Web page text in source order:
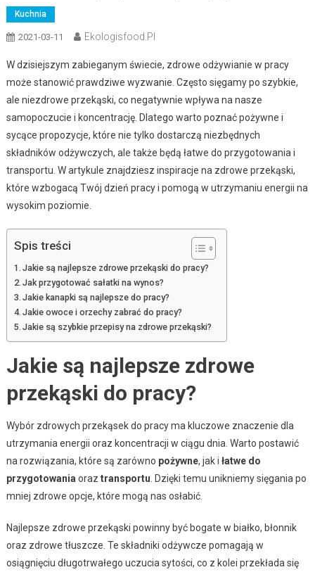
Kuchnia
2021-03-11 Ekologisfood.pl
W dzisiejszym zabieganym świecie, zdrowe odżywianie w pracy
może stanowić prawdziwe wyzwanie. Często sięgamy po szybkie,
ale niezdrowe przekąski, co negatywnie wpływa na nasze
samopoczucie i koncentrację. Dlatego warto poznać pożywne i
sycące propozycje, które nie tylko dostarczą niezbędnych
składników odżywczych, ale także będą łatwe do przygotowania i
transportu. W artykule znajdziesz inspiracje na zdrowe przekąski,
które wzbogacą Twój dzień pracy i pomogą w utrzymaniu energii na
wysokim poziomie.
Spis treści
Jakie są najlepsze zdrowe przekąski do pracy?
Jak przygotować sałatki na wynos?
Jakie kanapki są najlepsze do pracy?
Jakie owoce i orzechy zabrać do pracy?
Jakie są szybkie przepisy na zdrowe przekąski?
Jakie są najlepsze zdrowe
przekąski do pracy?
Wybór zdrowych przekąsek do pracy ma kluczowe znaczenie dla
utrzymania energii oraz koncentracji w ciągu dnia. Warto postawić
na rozwiązania, które są zarówno pożywne, jak i łatwe do
przygotowania oraz transportu . Dzięki temu unikniemy sięgania po
mniej zdrowe opcje, które mogą nas osłabić.
Najlepsze zdrowe przekąski powinny być bogate w białko, błonnik
oraz zdrowe tłuszcze. Te składniki odżywcze pomagają w
osiągnięciu długotrwałego uczucia sytości, co z kolei przekłada się